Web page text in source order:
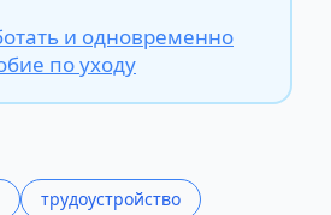
и одновременно
по уходу
трудоустройство